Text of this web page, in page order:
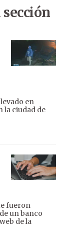
en
la ciudad de
fueron
un banco
de la